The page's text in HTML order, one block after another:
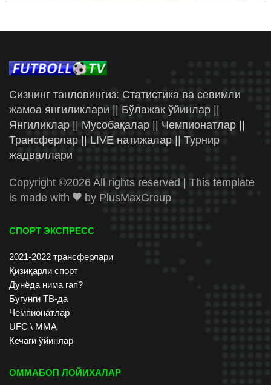
Сизнинг танловингиз: Статистика ва севимли
жамоа янгиликлари || Бўлажак ўйинлар ||
Янгиликлар || Мусобақалар || Чемпионатлар ||
Трансферлар || LIVE натижалар || Турнир
жадваллари
Copyright ©2026 All rights reserved | This template
is made with
by PlusMaxGroup
СПОРТ ЭКСПРЕСС
2021-2022 трансферлари
Қизиқарли спорт
Дунёда нима гап?
Бугунги ТВ-да
Чемпионатлар
UFC \ ММА
Кечаги ўйинлар
ОММАБОП ЛОЙИХАЛАР